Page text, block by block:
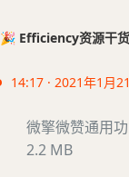
🎉 Efficiency资源干
14:17 · 2021年1月
微擎微赞通用
2.2 MB